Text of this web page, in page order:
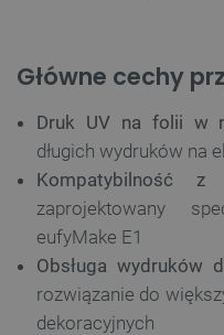
Główne cechy
Druk UV na folii w
długich wydruków na
Kompatybilność z
zaprojektowany
eufyMake E1
Obsługa wydruków
rozwiązanie do
dekoracyjnych